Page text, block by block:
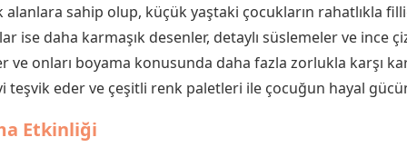
sahip olup, küçük yaştaki çocukların rahatlıkla
ise daha karmaşık desenler, detaylı süslemeler ve ince
onları boyama konusunda daha fazla zorlukla karşı
teşvik eder ve çeşitli renk paletleri ile çocuğun hayal
Etkinliği